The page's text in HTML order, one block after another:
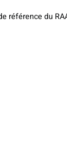
référence du